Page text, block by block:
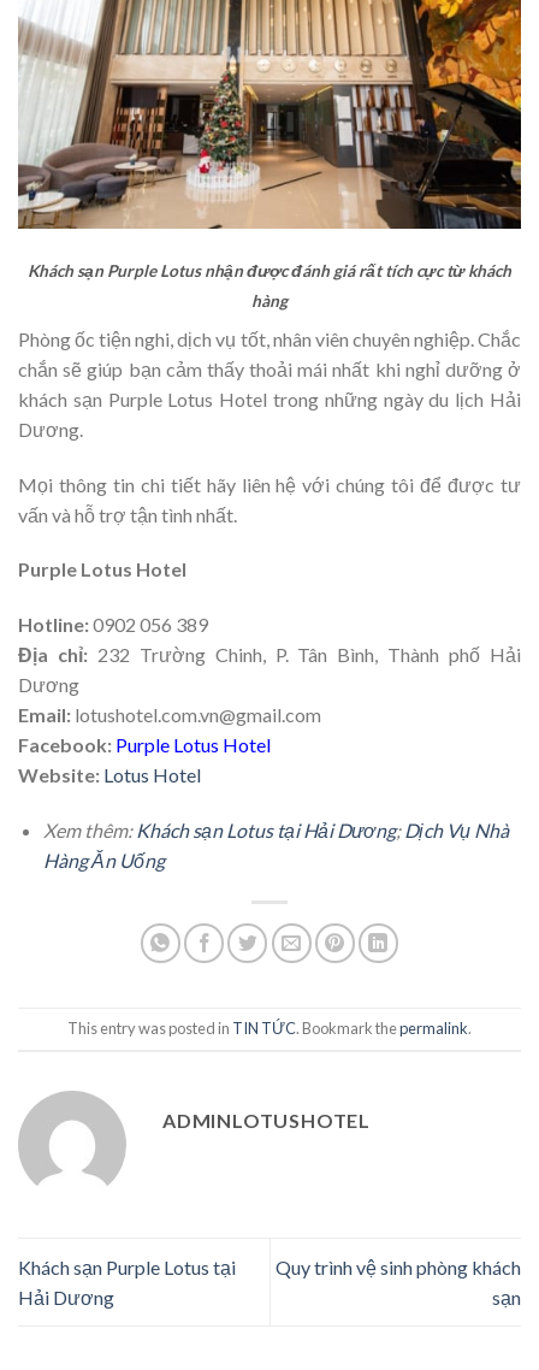
Khách sạn Purple Lotus nhận được đánh giá rất tích cực từ khách
hàng
Phòng ốc tiện nghi, dịch vụ tốt, nhân viên chuyên nghiệp. Chắc
chắn sẽ giúp bạn cảm thấy thoải mái nhất khi nghỉ dưỡng ở
khách sạn Purple Lotus Hotel trong những ngày du lịch Hải
Dương.
Mọi thông tin chi tiết hãy liên hệ với chúng tôi để được tư
vấn và hỗ trợ tận tình nhất.
Purple Lotus Hotel
Hotline:0902 056 389
Địa chỉ:232 Trường Chinh, P. Tân Bình, Thành phố Hải
Dương
Email: lotushotel.com.vn@gmail.com
Facebook: Purple Lotus Hotel
Website: Lotus Hotel
Xem thêm: Khách sạn Lotus tại Hải Dương;Dịch Vụ Nhà
Hàng Ăn Uống
This entry was posted in TIN TỨC. Bookmark thepermalink.
ADMINLOTUSHOTEL
Khách sạn Purple Lotus tại
Hải Dương
Quy trình vệ sinh phòng khách
sạn